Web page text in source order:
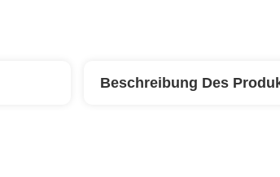
Beschreibung Des